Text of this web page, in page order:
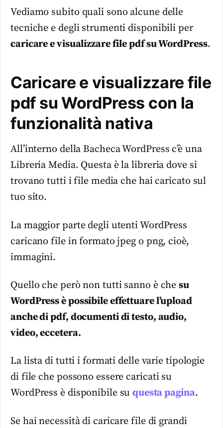
Vediamo subito quali sono alcune delle
tecniche e degli strumenti disponibili per
caricare e visualizzare file pdf su WordPress.
Caricare e visualizzare file
pdf su WordPress con la
funzionalità nativa
All’interno della Bacheca WordPress c’è una
Libreria Media. Questa è la libreria dove si
trovano tutti i file media che hai caricato sul
tuo sito.
La maggior parte degli utenti WordPress
caricano file in formato jpeg o png, cioè,
immagini.
Quello che però non tutti sanno è chesu
WordPress è possibile effettuare l’upload
anche di pdf, documenti di testo, audio,
video, eccetera.
La lista di tutti i formati delle varie tipologie
di file che possono essere caricati su
WordPress è disponibile suquesta pagina.
Se hai necessità di caricare file di grandi